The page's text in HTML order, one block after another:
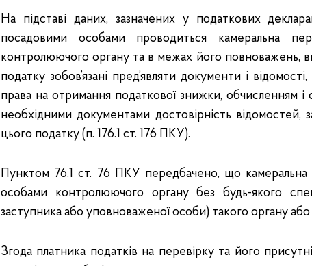
На підставі даних, зазначених у податкових
посадовими особами проводиться камеральна
контролюючого органу та в межах його повноважень,
податку зобов’язані пред’являти документи і
права на отримання податкової знижки, обчисленням
необхідними документами достовірність відомостей,
цього податку (п. 176.1 ст. 176 ПКУ).
Пунктом 76.1 ст. 76 ПКУ передбачено, що камеральна
особами контролюючого органу без будь-якого
заступника або уповноваженої особи) такого органу
Згода платника податків на перевірку та його